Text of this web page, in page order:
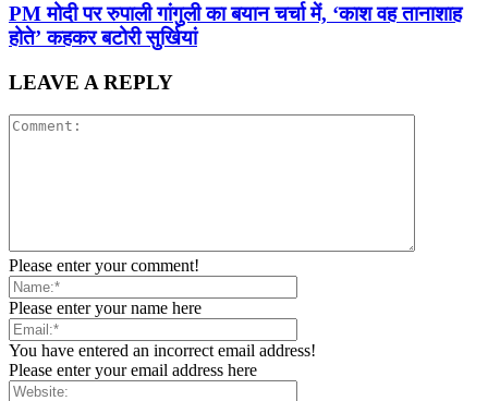
PM मोदी पर रुपाली गांगुली का बयान चर्चा में, ‘काश वह तानाशाह
होते’ कहकर बटोरी सुर्खियां
LEAVE A REPLY
Please enter your comment!
Please enter your name here
You have entered an incorrect email address!
Please enter your email address here